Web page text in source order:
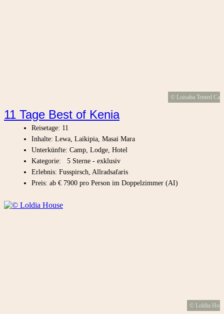
© Loisaba Tented
11 Tage Best of Kenia
Reisetage: 11
Inhalte: Lewa, Laikipia, Masai Mara
Unterkünfte: Camp, Lodge, Hotel
Kategorie: 5 Sterne - exklusiv
Erlebnis: Fusspirsch, Allradsafaris
Preis: ab € 7900 pro Person im Doppelzimmer (AI)
© Loldia